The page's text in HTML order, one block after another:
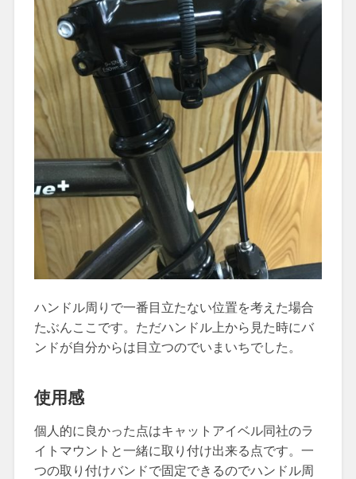
ハンドル周りで一番目立たない位置を考えた場合
たぶんここです。ただハンドル上から見た時にバ
ンドが自分からは目立つのでいまいちでした。
使用感
個人的に良かった点はキャットアイベル同社のラ
イトマウントと一緒に取り付け出来る点です。一
つの取り付けバンドで固定できるのでハンドル周